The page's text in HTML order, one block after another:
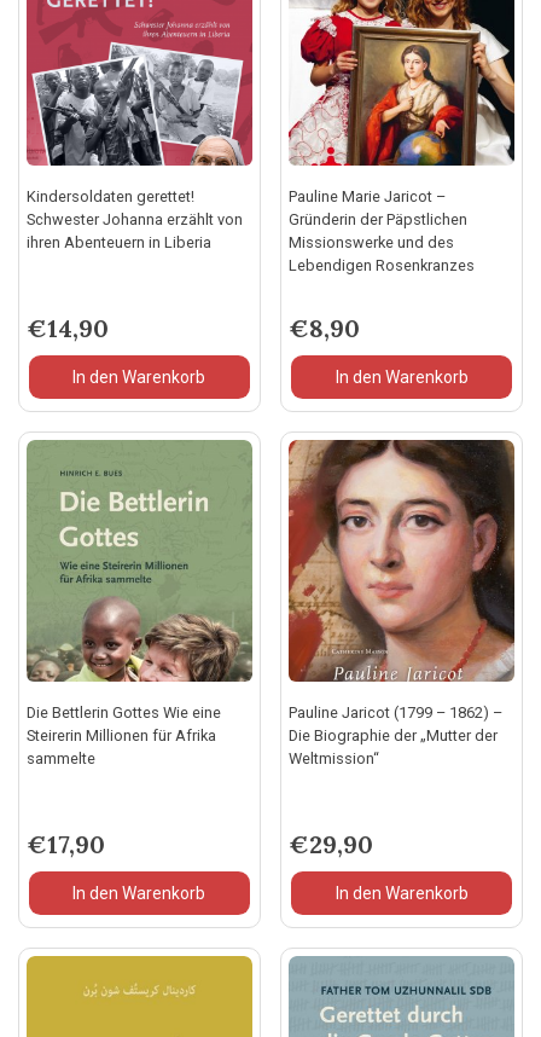
Kindersoldaten gerettet!
Schwester Johanna erzählt von
ihren Abenteuern in Liberia
€14,90
In den Warenkorb
Pauline Marie Jaricot –
Gründerin der Päpstlichen
Missionswerke und des
Lebendigen Rosenkranzes
€8,90
In den Warenkorb
Die Bettlerin Gottes Wie eine
Steirerin Millionen für Afrika
sammelte
€17,90
In den Warenkorb
Pauline Jaricot (1799 – 1862) –
Die Biographie der „Mutter der
Weltmission“
€29,90
In den Warenkorb